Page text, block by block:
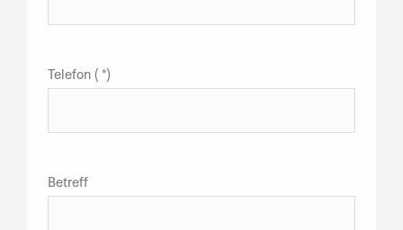
Telefon ( *)
Betreff